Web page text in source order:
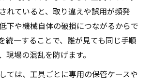
れていると、取り違えや誤用が頻発
下や機械自体の破損につながるからで
統一することで、誰が見ても同じ手順
現場の混乱を防げます。
ては、工具ごとに専用の保管ケースや